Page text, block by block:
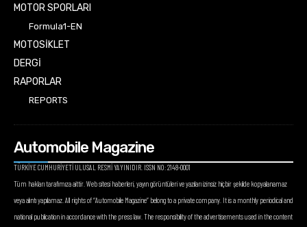
MOTOR SPORLARI
Formula1-EN
MOTOSİKLET
DERGİ
RAPORLAR
REPORTS
Automobile Magazine
TÜRKİYE CUMHURİYETİ ULUSAL RESMİ YAYINIDIR. ISSN NO: 2148-0001
Tüm hakları tarafımıza aittir. Web sitesi haberleri, yayın görüntüleri ve yazıları izinsiz hiçbir şekilde kopyalanamaz
veya alıntı yapılamaz. All rights of “Automobile Magazine” belong to a private company. It is a monthly periodical and
national publication in accordance with the press law. The responsibility of the advertisements used in the content